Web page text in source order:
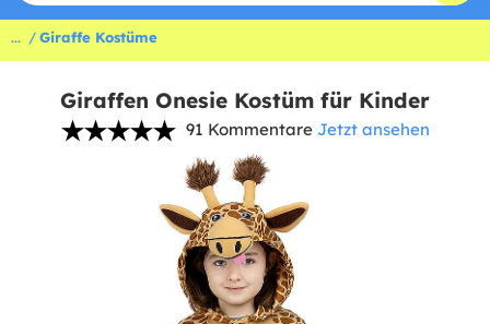
... Giraffe Kostüme
Giraffen Onesie Kostüm für Kinder
91 Kommentare Jetzt ansehen